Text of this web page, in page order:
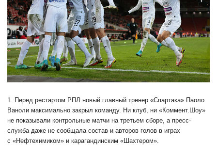
1. Перед рестартом РПЛ новый главный тренер «Спартака» Паоло
Ваноли максимально закрыл команду. Ни клуб, ни «Коммент.Шоу»
не показывали контрольные матчи на третьем сборе, а пресс-
служба даже не сообщала состав и авторов голов в играх
с «Нефтехимиком» и карагандинским «Шахтером».